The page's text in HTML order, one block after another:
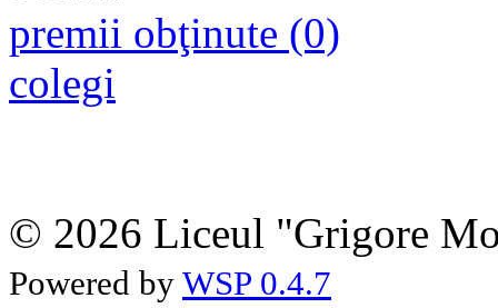
premii obţinute (0)
colegi
© 2026 Liceul "Grigore
Powered by WSP 0.4.7